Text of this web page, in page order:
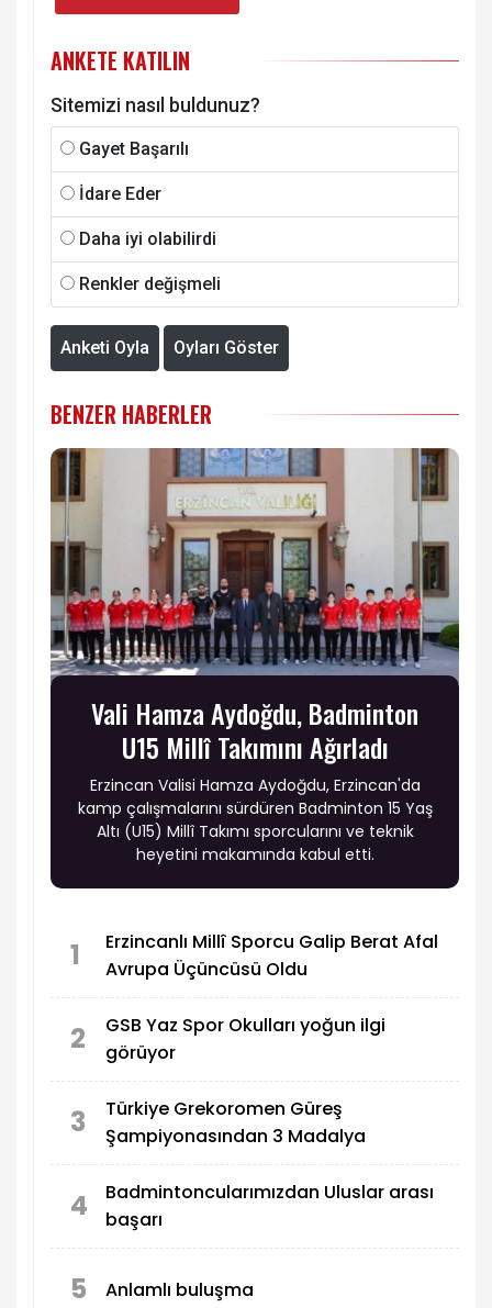
ANKETE KATILIN
Sitemizi nasıl buldunuz?
Gayet Başarılı
İdare Eder
Daha iyi olabilirdi
Renkler değişmeli
Anketi Oyla Oyları Göster
BENZER HABERLER
Vali Hamza Aydoğdu, Badminton
U15 Millî Takımını Ağırladı
Erzincan Valisi Hamza Aydoğdu, Erzincan'da
kamp çalışmalarını sürdüren Badminton 15 Yaş
Altı (U15) Millî Takımı sporcularını ve teknik
heyetini makamında kabul etti.
1
Erzincanlı Millî Sporcu Galip Berat Afal
Avrupa Üçüncüsü Oldu
2
GSB Yaz Spor Okulları yoğun ilgi
görüyor
3
Türkiye Grekoromen Güreş
Şampiyonasından 3 Madalya
4
Badmintoncularımızdan Uluslar arası
başarı
5 Anlamlı buluşma